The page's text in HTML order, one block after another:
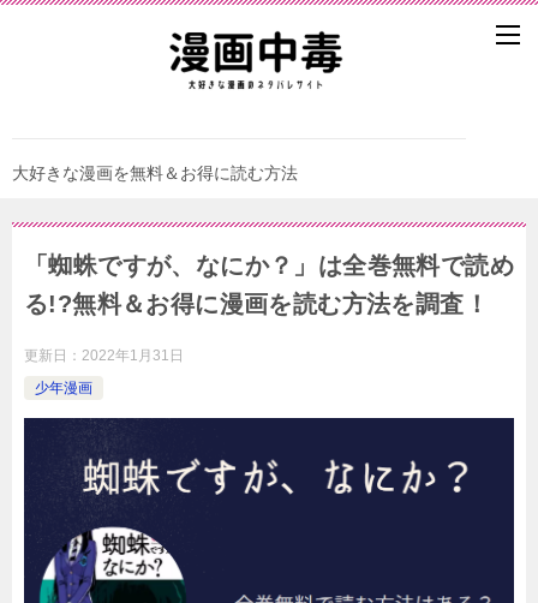
大好きな漫画を無料＆お得に読む方法
「蜘蛛ですが、なにか？」は全巻無料で読め
る!?無料＆お得に漫画を読む⽅法を調査！
更新日： 2022年1月31日
少年漫画